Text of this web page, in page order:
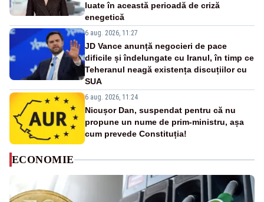
luate în această perioadă de criză
enegetică
6 aug. 2026, 11:27
JD Vance anunță negocieri de pace
dificile și îndelungate cu Iranul, în timp ce
Teheranul neagă existența discuțiilor cu
SUA
6 aug. 2026, 11:24
Nicușor Dan, suspendat pentru că nu
propune un nume de prim-ministru, așa
cum prevede Constituția!
ECONOMIE